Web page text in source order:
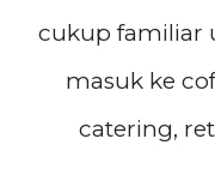
cukup familiar
masuk ke
catering,